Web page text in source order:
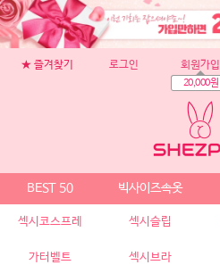
★ 즐겨찾기 로그인 회원가입
20,000원
BEST 50 빅사이즈속옷
섹시코스프레 섹시슬립
가터벨트 섹시브라